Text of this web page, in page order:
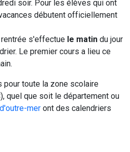
soir. Pour les élèves qui ont
débutent officiellement
rentrée s'effectue le matin du jour
Le premier cours a lieu ce
pour toute la zone scolaire
quel que soit le département ou
mer ont des calendriers